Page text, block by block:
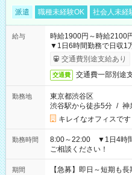
派遣 職種未経験OK 社会人未経
給与
時給1900円～時給
▼1日6時間勤務で日収1
交通費別途支給あり
交通費 交通費一部別途
勤務地
東京都渋谷区
渋谷駅から徒歩5分 / 神
キレイなオフィスです
勤務時間
8:00～22:00 ▼1日4時
ご相談ください！
期間
【急募】即日～短期も